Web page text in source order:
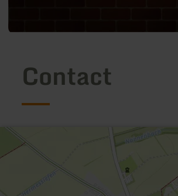
Contact